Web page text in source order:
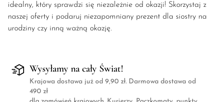
idealny, który sprawdzi się niezależnie od okazji! Skorzystaj z
naszej oferty i podaruj niezapomniany prezent dla siostry na
urodziny czy inną ważną okazję.
Wysyłamy na cały Świat!
Krajowa dostawa już od 9,90 zł. Darmowa dostawa od
490 zł